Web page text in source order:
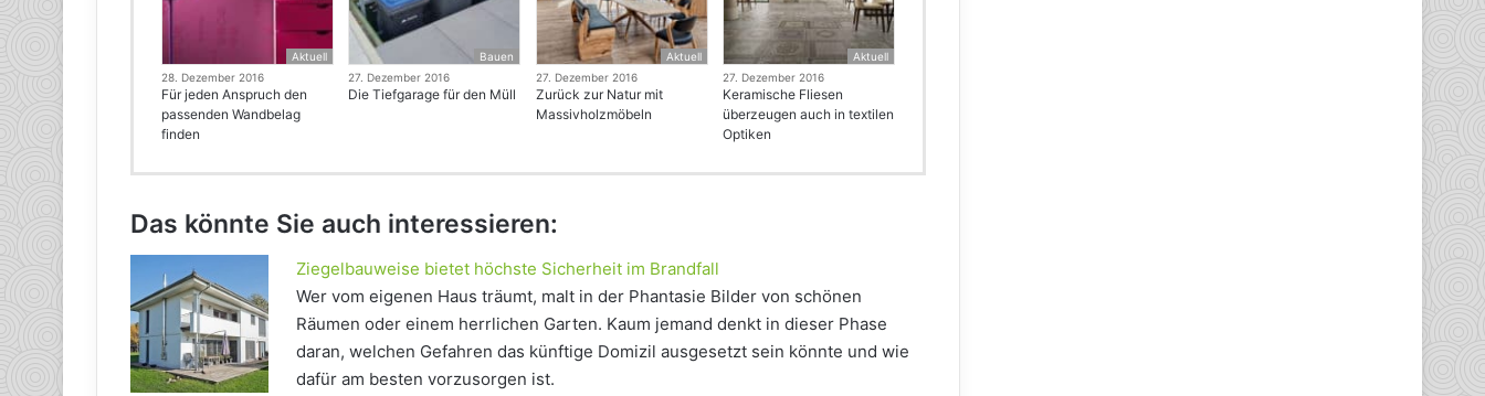
Aktuell
28. Dezember 2016
Für jeden Anspruch den
passenden Wandbelag
finden
Bauen
27. Dezember 2016
Die Tiefgarage für den Müll
Aktuell
27. Dezember 2016
Zurück zur Natur mit
Massivholzmöbeln
Aktuell
27. Dezember 2016
Keramische Fliesen
überzeugen auch in textilen
Optiken
Das könnte Sie auch interessieren:
Ziegelbauweise bietet höchste Sicherheit im Brandfall
Wer vom eigenen Haus träumt, malt in der Phantasie Bilder von schönen
Räumen oder einem herrlichen Garten. Kaum jemand denkt in dieser Phase
daran, welchen Gefahren das künftige Domizil ausgesetzt sein könnte und wie
dafür am besten vorzusorgen ist.